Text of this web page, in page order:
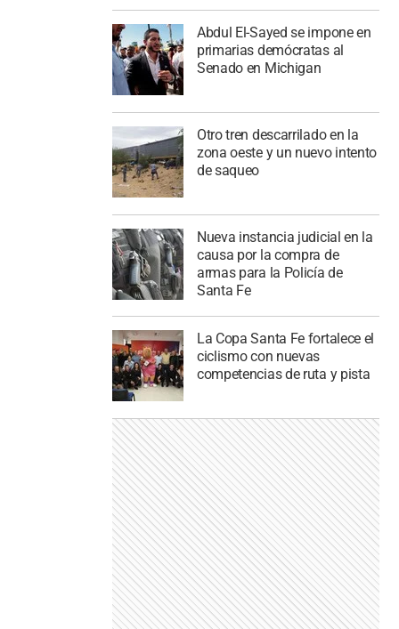
Abdul El-Sayed se impone en
primarias demócratas al
Senado en Michigan
Otro tren descarrilado en la
zona oeste y un nuevo intento
de saqueo
Nueva instancia judicial en la
causa por la compra de
armas para la Policía de
Santa Fe
La Copa Santa Fe fortalece el
ciclismo con nuevas
competencias de ruta y pista